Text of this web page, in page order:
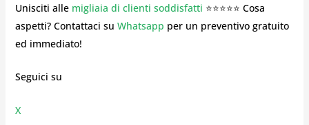
Unisciti alle migliaia di clienti soddisfatti ⭐⭐⭐⭐⭐ Cosa
aspetti? Contattaci su Whatsapp per un preventivo gratuito
ed immediato!
Seguici su
X